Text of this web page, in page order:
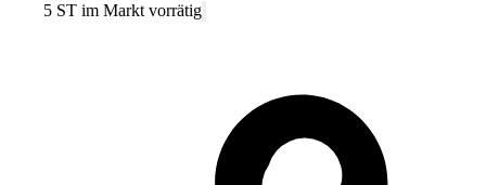
5 ST im Markt vorrätig